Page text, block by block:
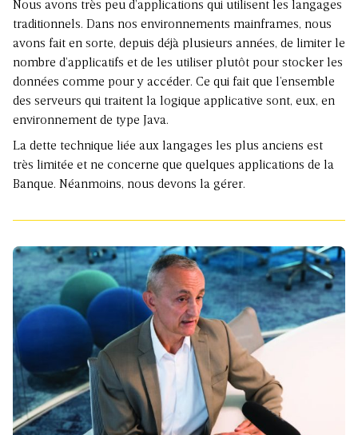
Nous avons très peu d’applications qui utilisent les langages
traditionnels. Dans nos environnements mainframes, nous
avons fait en sorte, depuis déjà plusieurs années, de limiter le
nombre d’applicatifs et de les utiliser plutôt pour stocker les
données comme pour y accéder. Ce qui fait que l’ensemble
des serveurs qui traitent la logique applicative sont, eux, en
environnement de type Java.
La dette technique liée aux langages les plus anciens est
très limitée et ne concerne que quelques applications de la
Banque. Néanmoins, nous devons la gérer.